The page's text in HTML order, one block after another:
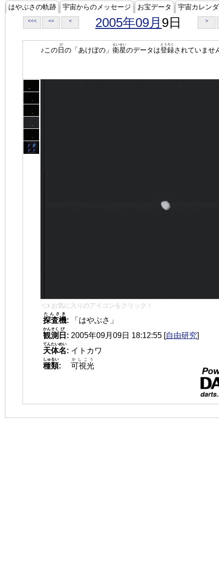
はやぶさの軌跡 宇宙からのメッセージ お宝データ 宇宙カレン
<<< << < 2005年09月 9日 >
♪この日
ひ
の「あけぼの」 衛星
えいせい
のデータは登録
とうろく
されていませ
👈 お気に入りのアイコンをクリック！
探査機
たんさき
:
「はやぶさ」
観測
かんそく
日
び
: 2005年09月09日 18:12:55 [自由研究]
天体名
てんたいめい
: イトカワ
種類
しゅるい
: 可視光
かしこう